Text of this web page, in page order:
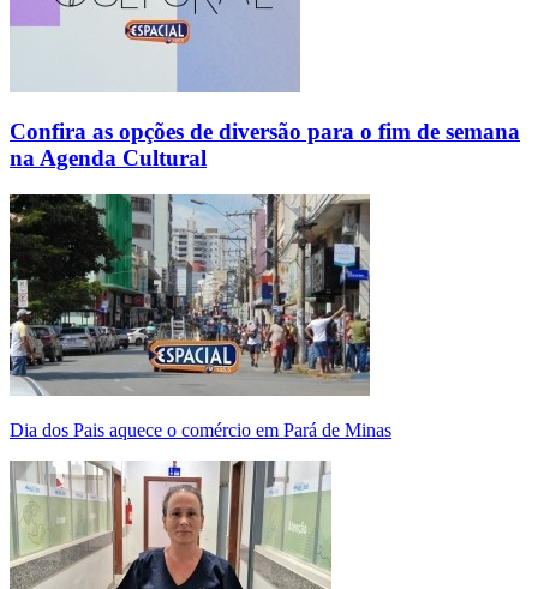
Confira as opções de diversão para o fim de semana
na Agenda Cultural
Dia dos Pais aquece o comércio em Pará de Minas